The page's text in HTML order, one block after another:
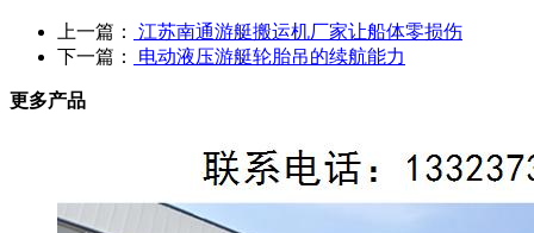
上一篇：
江苏南通游艇搬运机厂家让船体零损伤
下一篇：
电动液压游艇轮胎吊的续航能力
更多产品